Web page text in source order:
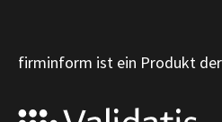
firminform ist ein Produkt